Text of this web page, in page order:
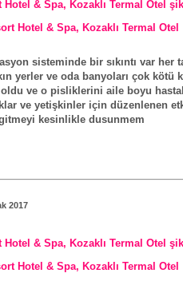
Hotel & Spa, Kozaklı Termal Otel
Hotel & Spa, Kozaklı Termal Otel
sisteminde bir sıkıntı var her
yerler ve oda banyoları çok kötü
ve o pisliklerini aile boyu
ve yetişkinler için düzenlenen
kesinlikle dusunmem
2017
Hotel & Spa, Kozaklı Termal Otel
Hotel & Spa, Kozaklı Termal Otel